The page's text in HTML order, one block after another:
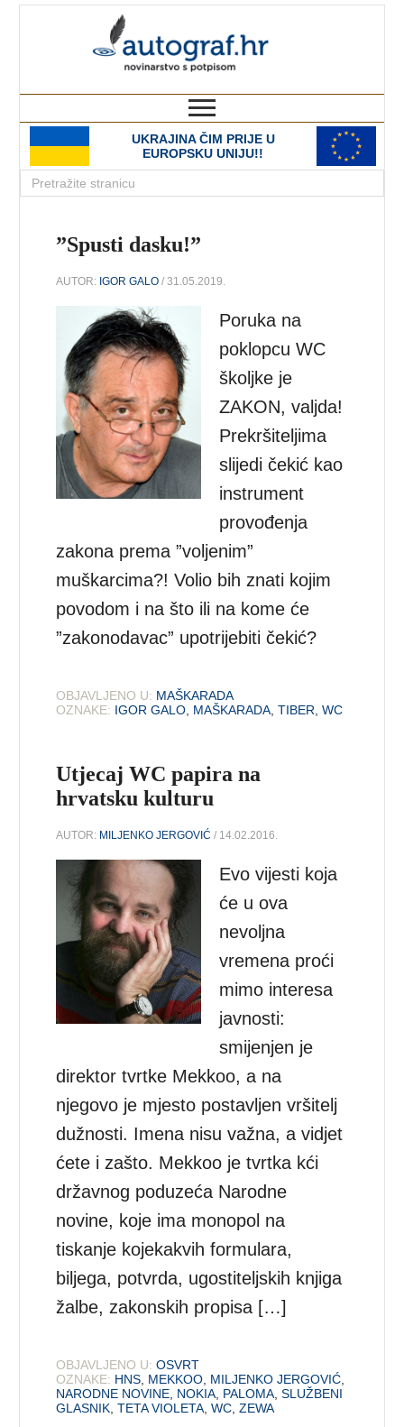
UKRAJINA ČIM PRIJE U
EUROPSKU UNIJU!!
”Spusti dasku!”
AUTOR: IGOR GALO / 31.05.2019.
Poruka na
poklopcu WC
školjke je
ZAKON, valjda!
Prekršiteljima
slijedi čekić kao
instrument
provođenja
zakona prema ”voljenim”
muškarcima?! Volio bih znati kojim
povodom i na što ili na kome će
”zakonodavac” upotrijebiti čekić?
OBJAVLJENO U: MAŠKARADA
OZNAKE: IGOR GALO MAŠKARADA ,TIBER ,WC
Utjecaj WC papira na
hrvatsku kulturu
AUTOR: MILJENKO JERGOVIĆ / 14.02.2016.
Evo vijesti koja
će u ova
nevoljna
vremena proći
mimo interesa
javnosti:
smijenjen je
direktor tvrtke Mekkoo, a na
njegovo je mjesto postavljen vršitelj
dužnosti. Imena nisu važna, a vidjet
ćete i zašto. Mekkoo je tvrtka kći
državnog poduzeća Narodne
novine, koje ima monopol na
tiskanje kojekakvih formulara,
biljega, potvrda, ugostiteljskih knjiga
žalbe, zakonskih propisa […]
OBJAVLJENO U: OSVRT
OZNAKE: HNS MEKKOO MILJENKO JERGOVIĆ
NARODNE NOVINE NOKIA PALOMA ,SLUŽBENI
GLASNIK ,TETA VIOLETA ,WC ,ZEWA